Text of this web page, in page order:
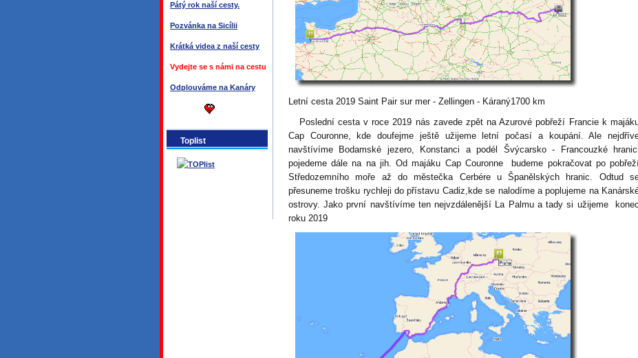
Pátý rok naší cesty.
Pozvánka na Sicílii
Krátká videa z naší cesty
Vydejte se s námi na cestu
Odplouváme na Kanáry
Toplist
Letní cesta 2019 Saint Pair sur mer - Zellingen - Káraný1700 km
Poslední cesta v roce 2019 nás zavede zpět na Azurové pobřeží Francie k
Cap Couronne, kde doufejme ještě užijeme letní počasí a koupání. Ale
navštívíme Bodamské jezero, Konstanci a podél Švýcarsko - Francouzké hranici
pojedeme dále na na jih. Od majáku Cap Couronne budeme pokračovat po
Středozemního moře až do městečka Cerbére u Španělských hranic. Odtud
přesuneme trošku rychleji do přístavu Cadiz,kde se nalodíme a poplujeme na
ostrovy. Jako první navštívíme ten nejvzdálenější La Palmu a tady si užijeme konec
roku 2019